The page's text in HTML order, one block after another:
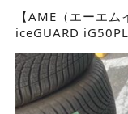
【AME（エーエ
iceGUARD